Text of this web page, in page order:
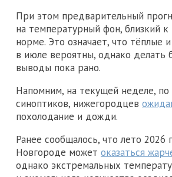
При этом предварительный
на температурный фон, близкий к
норме. Это означает, что тёплые
в июле вероятны, однако делать
выводы пока рано.
Напомним, на текущей неделе,
синоптиков, нижегородцев
похолодание и дожди.
Ранее сообщалось, что лето
Новгороде может оказаться
однако экстремальных